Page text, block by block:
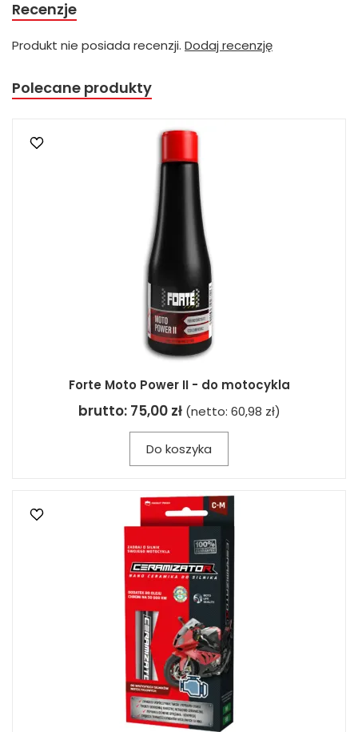
Recenzje
Produkt nie posiada recenzji. Dodaj recenzję
Polecane produkty
Forte Moto Power II - do motocykla
brutto: 75,00 zł (netto: 60,98 zł)
Do koszyka